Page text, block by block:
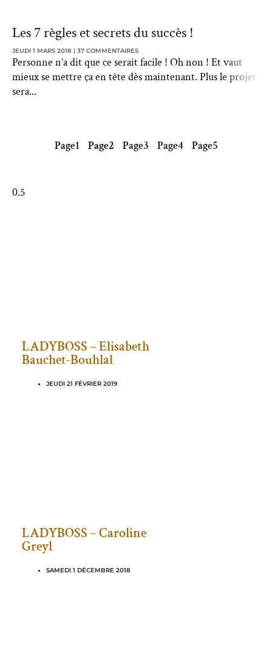
Les 7 règles et secrets du succès !
JEUDI 1 MARS 2018 37 COMMENTAIRES
Personne n’a dit que ce serait facile ! Oh non ! Et vaut
mieux se mettre ça en tête dès maintenant. Plus le projet
sera
Page1 Page2 Page3 Page4 Page5
LADYBOSS – Elisabeth
Bauchet-Bouhlal
JEUDI 21 FÉVRIER 2019
LADYBOSS – Caroline
Greyl
SAMEDI 1 DÉCEMBRE 2018